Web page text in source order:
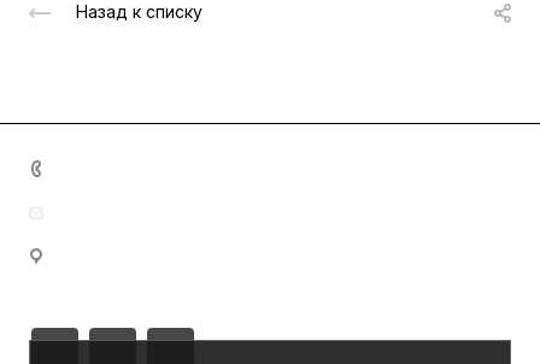
Назад к списку